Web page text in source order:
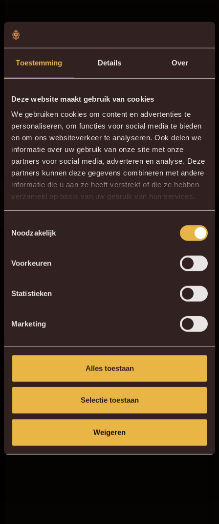
Toestemming Details Over
Deze website maakt gebruik van cookies
We gebruiken cookies om content en advertenties te
personaliseren, om functies voor social media te bieden
en om ons websiteverkeer te analyseren. Ook delen we
informatie over uw gebruik van onze site met onze
partners voor social media, adverteren en analyse. Deze
partners kunnen deze gegevens combineren met andere
informatie die u aan ze heeft verstrekt of die ze hebben
verzameld op basis van uw gebruik van hun services.
Noodzakelijk
Voorkeuren
Statistieken
Marketing
Alles toestaan
Selectie toestaan
Weigeren
×
DE NIEUWE KVM APP
Download de gloednieuwe KVM App nu via je